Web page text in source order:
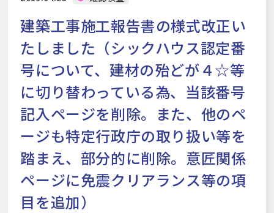
建築工事施工報告書の様式改正い
たしました（シックハウス認定番
号について、建材の殆どが４☆等
に切り替わっている為、当該番号
記入ページを削除。また、他のペ
ージも特定行政庁の取り扱い等を
踏まえ、部分的に削除。意匠関係
ページに免震クリアランス等の項
目を追加）